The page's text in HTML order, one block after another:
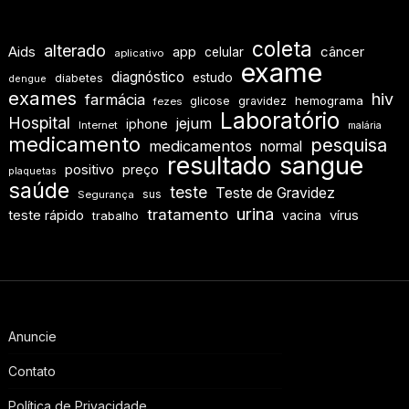
Aids alterado aplicativo app celular coleta câncer
dengue diabetes diagnóstico estudo exame
exames farmácia fezes glicose gravidez hemograma
hiv
Hospital
Internet iphone jejum Laboratório malária
medicamento medicamentos normal pesquisa
plaquetas positivo preço resultado sangue
saúde Segurança sus teste Teste de Gravidez
teste rápido trabalho tratamento urina vacina vírus
Anuncie
Contato
Política de Privacidade